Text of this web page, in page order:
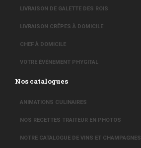
LIVRAISON DE GALETTE DES ROIS
LIVRAISON CRÊPES À DOMICILE
CHEF À DOMICILE
VOTRE ÉVÉNEMENT PHYGITAL
Nos catalogues
ANIMATIONS CULINAIRES
NOS RECETTES TRAITEUR EN PHOTOS
NOTRE CATALOGUE DE VINS ET CHAMPAGNES